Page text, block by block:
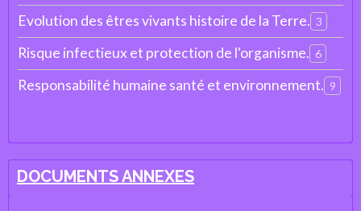
Evolution des êtres vivants histoire de la Terre. 3
Risque infectieux et protection de l'organisme. 6
Responsabilité humaine santé et environnement. 9
DOCUMENTS ANNEXES